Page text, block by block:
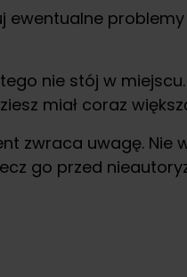
nie stój w miejscu.
miał coraz
zwraca uwagę. Nie
go przed